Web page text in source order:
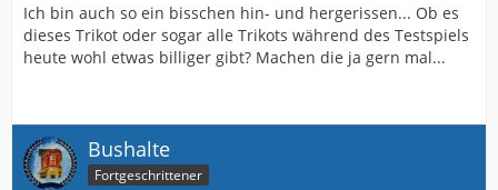
Ich bin auch so ein bisschen hin- und hergerissen... Ob es
dieses Trikot oder sogar alle Trikots während des Testspiels
heute wohl etwas billiger gibt? Machen die ja gern mal...
Bushalte
Fortgeschrittener